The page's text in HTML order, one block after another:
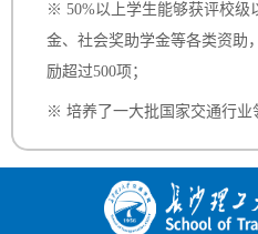
※ 50%以上学生能够获评校级
金、社会奖助学金等各类资助
励超过500项；
※ 培养了一大批国家交通行业